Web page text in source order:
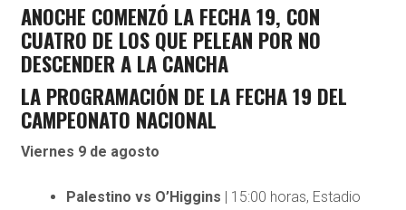
ANOCHE COMENZÓ LA FECHA 19, CON
CUATRO DE LOS QUE PELEAN POR NO
DESCENDER A LA CANCHA
LA PROGRAMACIÓN DE LA FECHA 19 DEL
CAMPEONATO NACIONAL
Viernes 9 de agosto
Palestino vs O’Higgins | 15:00 horas, Estadio